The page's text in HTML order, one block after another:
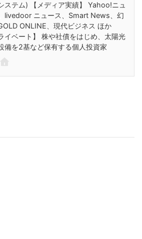
ステム) 【メディア実績】 Yahoo!ニュ
livedoor ニュース、Smart News、幻
ONLINE、現代ビジネス ほか
イベート】 株や社債をはじめ、太陽光
備を2基など保有する個人投資家